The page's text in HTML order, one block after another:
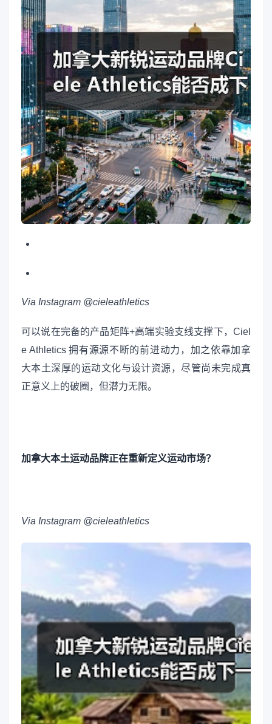
Via Instagram @cieleathletics
可以说在完备的产品矩阵+高端实验支线支撑下，Ciel
e Athletics 拥有源源不断的前进动力，加之依靠加拿
大本土深厚的运动文化与设计资源，尽管尚未完成真
正意义上的破圈，但潜力无限。
加拿大本土运动品牌正在重新定义运动市场？
Via Instagram @cieleathletics